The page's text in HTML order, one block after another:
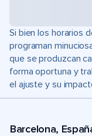
Si bien los horarios
programan
que se produzcan
forma oportuna y
el ajuste y su
Barcelona,